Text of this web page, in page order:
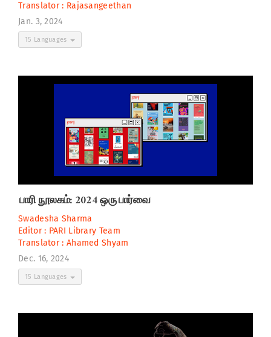
Translator : Rajasangeethan
Jan. 3, 2024
15 Languages
பாரி நூலகம்: 2024 ஒரு பார்வை
Swadesha Sharma
Editor : PARI Library Team
Translator : Ahamed Shyam
Dec. 16, 2024
15 Languages